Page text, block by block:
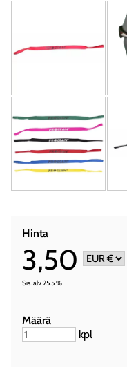
Hinta
3,50
Sis. alv 25.5 %
Määrä
kpl